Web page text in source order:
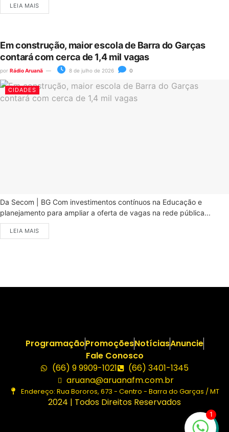
LEIA MAIS
Em construção, maior escola de Barra do Garças
contará com cerca de 1,4 mil vagas
por Rádio Aruanã 8 de julho de 2026 0
CIDADES
Da Secom | BG Com investimentos contínuos na Educação e
planejamento para ampliar a oferta de vagas na rede pública...
LEIA MAIS
ProgramaçãoPromoçõesNotíciasAnuncie
Fale Conosco
(66) 9 9909-1021
(66) 3401-1345
aruana@aruanafm.com.br
Endereço: Rua Bororos, 673 - Centro - Barra do Garças / MT
2024 | Todos Direitos Reservados
1